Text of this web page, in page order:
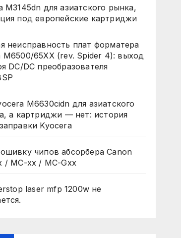
M3145dn для азиатского рынка,
под европейские картриджи
неисправность плат форматера
M6500/65XX (rev. Spider 4): выход
DC/DC преобразователя
M6630cidn для азиатского
а картриджи — нет: история
Kyocera
чипов абсорбера Canon
/ MC-xx / MC-Gxx
laser mfp 1200w не